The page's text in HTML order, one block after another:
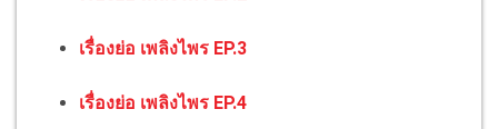
เรื่องย่อ เพลิงไพร EP.3
เรื่องย่อ เพลิงไพร EP.4